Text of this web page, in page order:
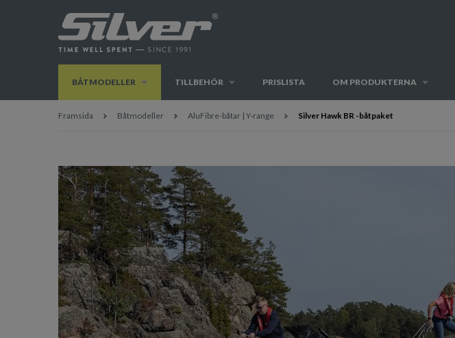
BÅTMODELLER TILLBEHÖR PRISLISTA OM PRODUKTERNA
Framsida Båtmodeller AluFibre-båtar | Y-range Silver Hawk BR -båtpaket